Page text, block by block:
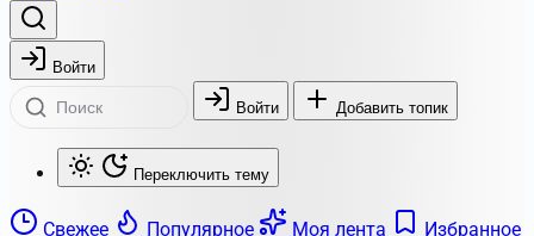
Войти
Войти Добавить топик
Переключить тему
Свежее Популярное Моя лента
Избранное